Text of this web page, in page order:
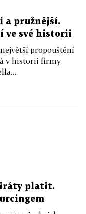
a pružnější.
ve své historii
propouštění
v historii firmy
platit.